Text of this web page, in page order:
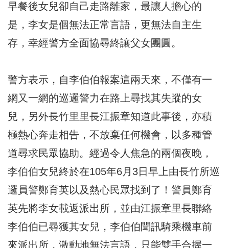
早餐後女兒卻自己走路離家，最讓人擔心的
是，李女是個無法正常言語，更無法自主生
存，幸經警方全面協尋終讓父女團圓。
警方表示，自李伯伯報案這兩天來，不僅有一
網又一網的巡邏警力在路上尋找其失蹤的女
兒，另外長竹里里長江振章知道此事後，亦積
極熱心奔走相告，不放棄任何機會，以多種管
道尋求民眾協助。經過令人焦急的兩個夜晚，
李伯伯女兒終於在105年6月3日早上由長竹所巡
邏員警鄭育英以及熱心民眾找到了！警員鄭育
英先將李女載返派出所，並由江振章里長聯絡
李伯伯已尋獲其女兒，李伯伯聞訊騎乘機車前
來派出所，激動地無法言語，只能雙手合握一